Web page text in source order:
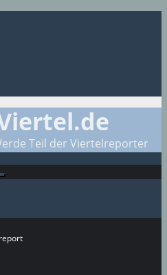
Teil der Viertelreporter